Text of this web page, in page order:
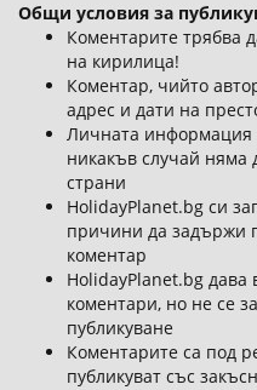
Общи условия за
Коментарите трябва
на кирилица!
Коментар, чийто
адрес и дати на
Личната информация
никакъв случай няма
страни
HolidayPlanet.bg си
причини да задържи
коментар
HolidayPlanet.bg
коментари, но не се
публикуване
Коментарите са под
публикуват със